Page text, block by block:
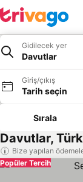
Gidilecek yer
Davutlar
Giriş/çıkış
Tarih seçin
Sırala
Davutlar,
Bize yapılan
Popüler Tercih